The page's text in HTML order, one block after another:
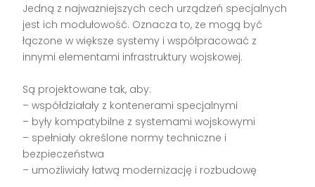
Jedną z najważniejszych cech urządzeń specjalnych
jest ich modułowość. Oznacza to, że mogą być
łączone w większe systemy i współpracować z
innymi elementami infrastruktury wojskowej.
Są projektowane tak, aby:
– współdziałały z kontenerami specjalnymi
– były kompatybilne z systemami wojskowymi
– spełniały określone normy techniczne i
bezpieczeństwa
– umożliwiały łatwą modernizację i rozbudowę